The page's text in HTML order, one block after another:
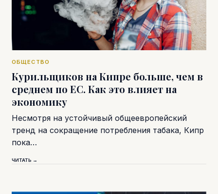
ОБЩЕСТВО
Курильщиков на Кипре больше, чем в
среднем по ЕС. Как это влияет на
экономику
Несмотря на устойчивый общеевропейский
тренд на сокращение потребления табака, Кипр
пока…
ЧИТАТЬ →